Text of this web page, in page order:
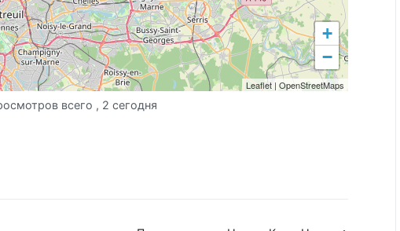
+
−
Leaflet | OpenStreetMaps
всего , 2 сегодня